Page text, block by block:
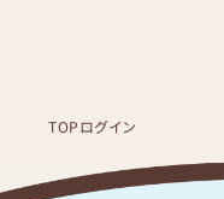
TOPログイン